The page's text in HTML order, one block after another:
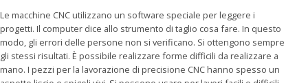
Le macchine CNC utilizzano un software speciale per leggere i
progetti. Il computer dice allo strumento di taglio cosa fare. In questo
modo, gli errori delle persone non si verificano. Si ottengono sempre
gli stessi risultati. È possibile realizzare forme difficili da realizzare a
mano. I pezzi per la lavorazione di precisione CNC hanno spesso un